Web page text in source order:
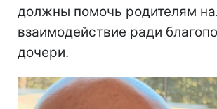
должны помочь родителям
взаимодействие ради
дочери.